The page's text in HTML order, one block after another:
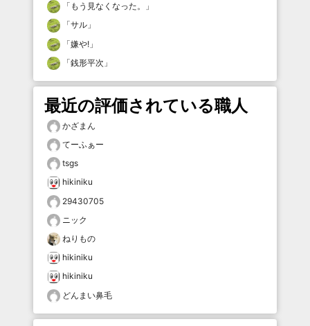
「 もう見なくなった。
」
「サル 」
「嫌や! 」
「銭形平次 」
最近の評価されている職人
かざまん
てーふぁー
tsgs
hikiniku
29430705
ニック
ねりもの
hikiniku
hikiniku
どんまい鼻毛